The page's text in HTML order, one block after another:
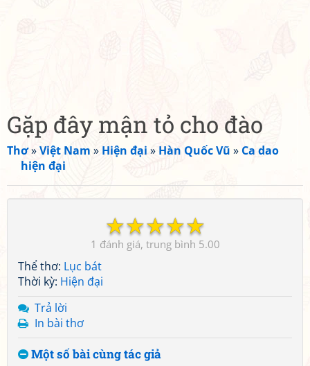
Gặp đây mận tỏ cho đào
Thơ»Việt Nam » Hiện đại » Hàn Quốc Vũ » Ca dao
hiện đại
☆
☆
☆
☆
☆
1 5.00
Thể thơ: Lục bát
Thời kỳ: Hiện đại
Trả lời
In bài thơ
Một số bài cùng tác giả